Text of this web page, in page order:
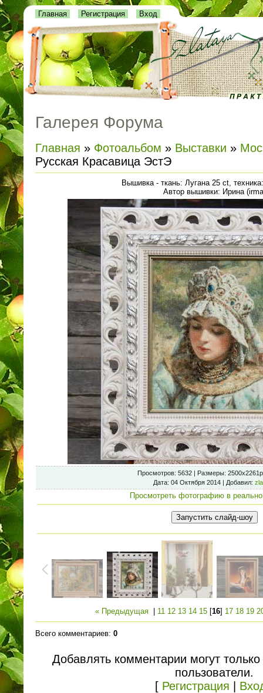
Главная Регистрация Вход
Галерея Форума
Главная » Фотоальбом » Выставки »
Русская Красавица ЭстЭ
Вышивка - ткань: Лугана 25 ct,
Автор вышивки: Ирина
Просмотров: 5632 | Размеры:
Дата: 04 Октября 2014 | Добавил:
Просмотреть фотографию в
« Предыдущая| 11 12 13 14 15[16] 17 18 19
Всего комментариев: 0
Добавлять комментарии могут
пользователи.
[ Регистрация